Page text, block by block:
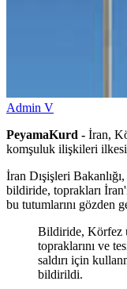
Admin V
PeyamaKurd - İran,
komşuluk ilişkileri
İran Dışişleri
bildiride, toprakları
bu tutumlarını gözden
Bildiride, Körfez
topraklarını ve
saldırı için
bildirildi.